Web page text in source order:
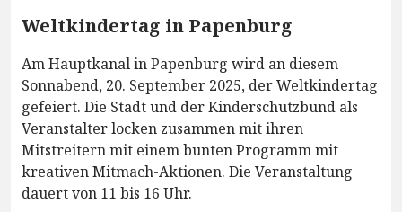
Weltkindertag in Papenburg
Am Hauptkanal in Papenburg wird an diesem
Sonnabend, 20. September 2025, der Weltkindertag
gefeiert. Die Stadt und der Kinderschutzbund als
Veranstalter locken zusammen mit ihren
Mitstreitern mit einem bunten Programm mit
kreativen Mitmach-Aktionen. Die Veranstaltung
dauert von 11 bis 16 Uhr.